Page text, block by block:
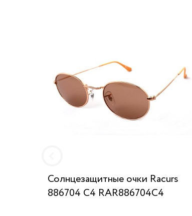
Солнцезащитные очки Racurs
886704 C4 RAR886704C4